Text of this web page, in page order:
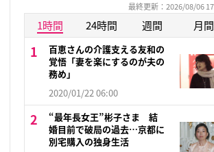
最終更新：2026/08/06
1時間 24時間 週間 月間
百恵さんの介護支える友和の
覚悟「妻を楽にするのが夫の
務め」
2020/01/22 06:00
“最年長女王”彬子さま 結
婚目前で破局の過去…京都に
別宅購入の独身生活